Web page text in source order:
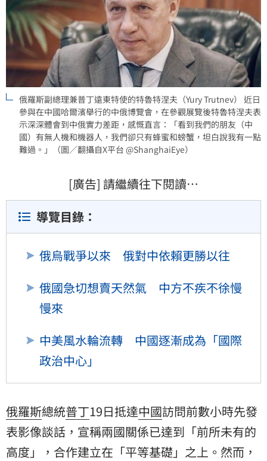
俄羅斯副總理兼普丁遠東特使的特魯特涅夫（Yury Trutnev） 近日
參與在中國哈爾濱舉行的中俄博覽會，在參觀展覽後特魯特涅夫表
示深深體會到中俄實力差距，感慨直言：「看到我們的朋友（中
國）有無人機和機器人，我們卻只有蜂蜜和螃蟹，坦白說我有一點
難過。」（圖／翻攝自X平台 @ShanghaiEye）
[廣告] 請繼續往下閱讀…
導覽目錄：
俄烏戰爭以來 俄對中依賴更勝以往
俄國急切想賣天然氣 中方不疾不徐慢
慢來
中美風水輪流轉 中國逐漸成為「國際
政治中心」
俄羅斯總統普丁19日抵達中國訪問前數小時先發
表影像談話，宣稱兩國關係已達到「前所未有的
高度」，合作建立在「平等基礎」之上。然而，